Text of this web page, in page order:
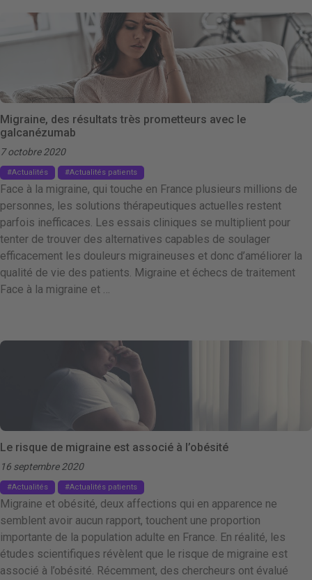
Migraine, des résultats très prometteurs avec le
galcanézumab
7 octobre 2020
Actualités Actualités patients
Face à la migraine, qui touche en France plusieurs millions de
personnes, les solutions thérapeutiques actuelles restent
parfois inefficaces. Les essais cliniques se multiplient pour
tenter de trouver des alternatives capables de soulager
efficacement les douleurs migraineuses et donc d’améliorer la
qualité de vie des patients. Migraine et échecs de traitement
Face à la migraine et …
Le risque de migraine est associé à l’obésité
16 septembre 2020
Actualités Actualités patients
Migraine et obésité, deux affections qui en apparence ne
semblent avoir aucun rapport, touchent une proportion
importante de la population adulte en France. En réalité, les
études scientifiques révèlent que le risque de migraine est
associé à l’obésité. Récemment, des chercheurs ont évalué